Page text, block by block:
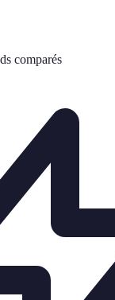
comparés